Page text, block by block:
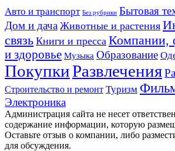
Авто и транспорт Без рубрики Бытовая
Дом и дача Животные и растения
связь Книги и пресса Компании,
и здоровье Музыка Образование
ПокупкиРазвлечения
Строительство и ремонт Туризм
Электроника
Администрация сайта не несет
содержание информации, которую
Оставьте отзыв о компании, либо
для обсуждения.